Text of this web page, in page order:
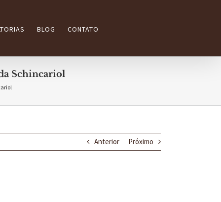
BLOG CONTATO
Schincariol
Anterior Próximo